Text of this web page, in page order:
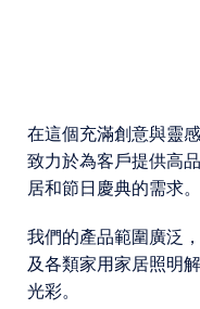
在這個充滿創意與靈
致力於為客戶提供高
居和節日慶典的需求。
我們的產品範圍廣泛
及各類家用家居照明
光彩。